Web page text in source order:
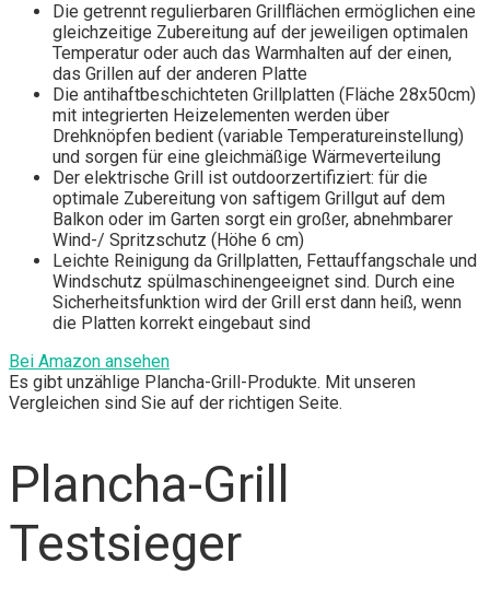
Die getrennt regulierbaren Grillflächen ermöglichen eine
gleichzeitige Zubereitung auf der jeweiligen optimalen
Temperatur oder auch das Warmhalten auf der einen,
das Grillen auf der anderen Platte
Die antihaftbeschichteten Grillplatten (Fläche 28x50cm)
mit integrierten Heizelementen werden über
Drehknöpfen bedient (variable Temperatureinstellung)
und sorgen für eine gleichmäßige Wärmeverteilung
Der elektrische Grill ist outdoorzertifiziert: für die
optimale Zubereitung von saftigem Grillgut auf dem
Balkon oder im Garten sorgt ein großer, abnehmbarer
Wind-/ Spritzschutz (Höhe 6 cm)
Leichte Reinigung da Grillplatten, Fettauffangschale und
Windschutz spülmaschinengeeignet sind. Durch eine
Sicherheitsfunktion wird der Grill erst dann heiß, wenn
die Platten korrekt eingebaut sind
Bei Amazon ansehen
Es gibt unzählige Plancha-Grill-Produkte. Mit unseren
Vergleichen sind Sie auf der richtigen Seite.
Plancha-Grill
Testsieger